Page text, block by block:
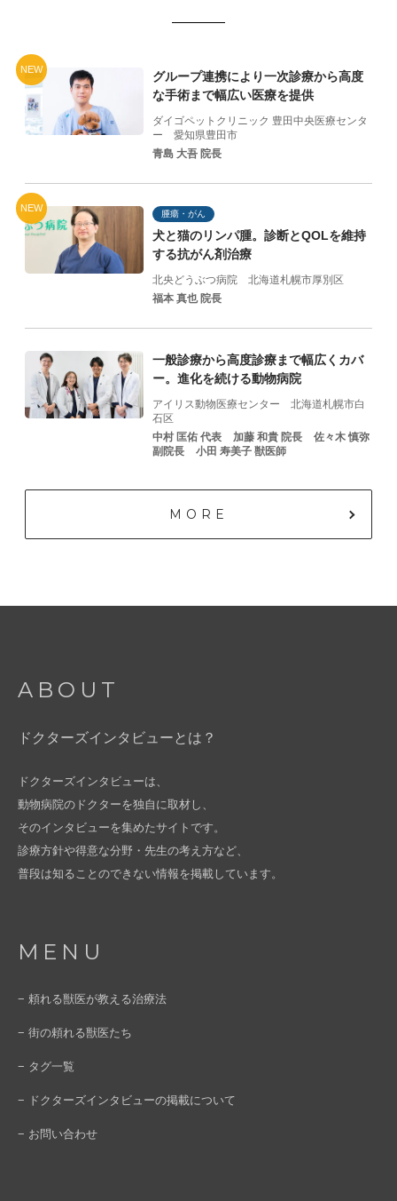
NEW
グループ連携により一次診療から高度
な手術まで幅広い医療を提供
ダイゴペットクリニック 豊田中央医療センタ
ー 愛知県豊田市
青島 大吾 院長
NEW
腫瘍・がん
犬と猫のリンパ腫。診断とQOLを維持
する抗がん剤治療
北央どうぶつ病院 北海道札幌市厚別区
福本 真也 院長
一般診療から高度診療まで幅広くカバ
ー。進化を続ける動物病院
アイリス動物医療センター 北海道札幌市白
石区
中村 匡佑 代表
加藤 和貴 院⻑
佐々⽊ 慎弥
副院⻑
⼩⽥ 寿美⼦ 獣医師
MORE
ABOUT
ドクターズインタビューとは？
ドクターズインタビューは、
動物病院のドクターを独自に取材し、
そのインタビューを集めたサイトです。
診療方針や得意な分野・先生の考え方など、
普段は知ることのできない情報を掲載しています。
MENU
− 頼れる獣医が教える治療法
− 街の頼れる獣医たち
− タグ一覧
− ドクターズインタビューの掲載について
− お問い合わせ